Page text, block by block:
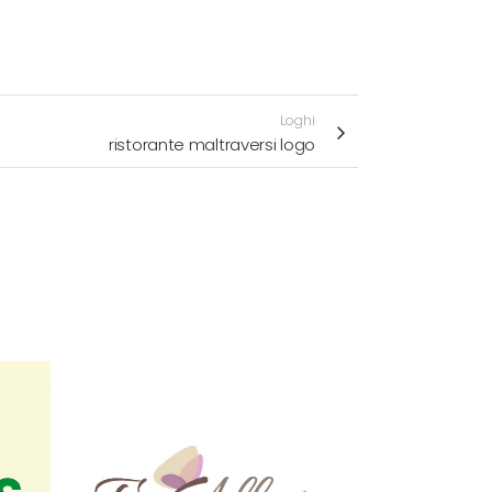
Loghi
ristorante maltraversi logo